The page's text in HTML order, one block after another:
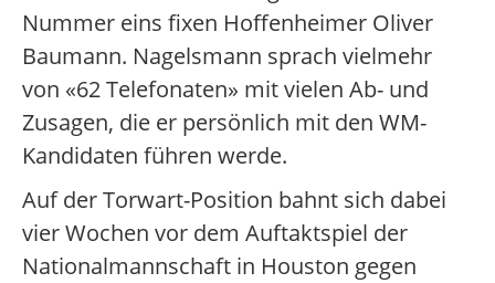
Nummer eins fixen Hoffenheimer Oliver
Baumann. Nagelsmann sprach vielmehr
von «62 Telefonaten» mit vielen Ab- und
Zusagen, die er persönlich mit den WM-
Kandidaten führen werde.
Auf der Torwart-Position bahnt sich dabei
vier Wochen vor dem Auftaktspiel der
Nationalmannschaft in Houston gegen